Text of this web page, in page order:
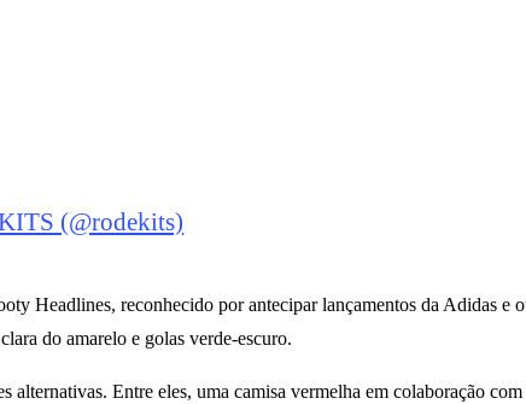
(@rodekits)
Headlines, reconhecido por antecipar lançamentos da Adidas e
do amarelo e golas verde-escuro.
alternativas. Entre eles, uma camisa vermelha em colaboração